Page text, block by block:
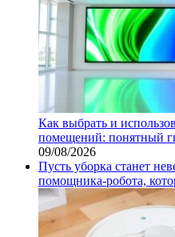
Как выбрать и
помещений: понятный
09/08/2026
Пусть уборка станет
помощника‑робота,